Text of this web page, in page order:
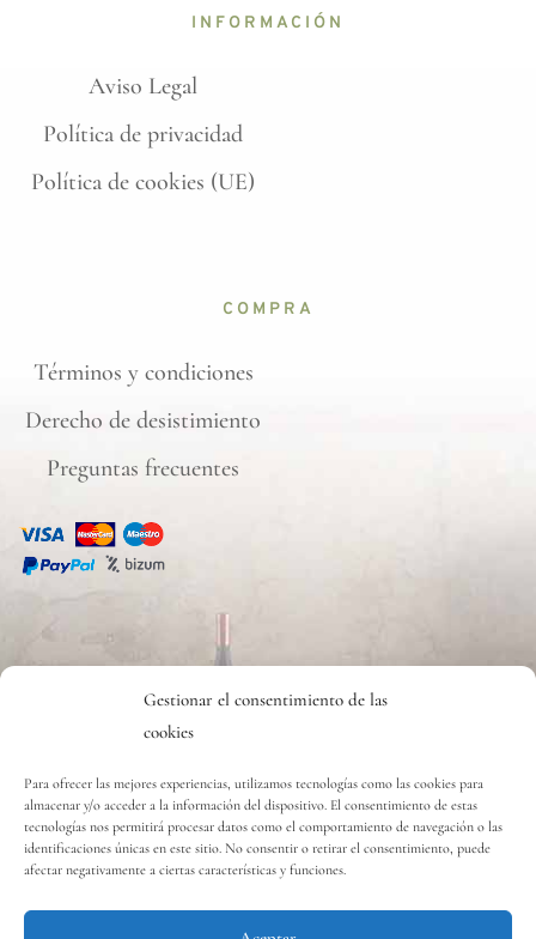
Gestionar el consentimiento de las
cookies
Para ofrecer las mejores experiencias, utilizamos tecnologías como las cookies para
almacenar y/o acceder a la información del dispositivo. El consentimiento de estas
tecnologías nos permitirá procesar datos como el comportamiento de navegación o las
identificaciones únicas en este sitio. No consentir o retirar el consentimiento, puede
afectar negativamente a ciertas características y funciones.
INFORMACIÓN
Aviso Legal
Política de privacidad
Política de cookies (UE)
COMPRA
Términos y condiciones
Derecho de desistimiento
Preguntas frecuentes
Contacto
Copyright © 2020 Vinos y Delicias S.L.